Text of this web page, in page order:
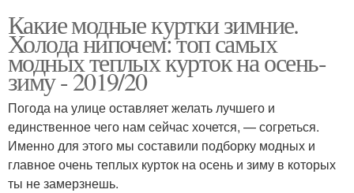
Какие модные куртки зимние.
Холода нипочем: топ самых
модных теплых курток на осень-
зиму - 2019/20
Погода на улице оставляет желать лучшего и
единственное чего нам сейчас хочется, — согреться.
Именно для этого мы составили подборку модных и
главное очень теплых курток на осень и зиму в которых
ты не замерзнешь.